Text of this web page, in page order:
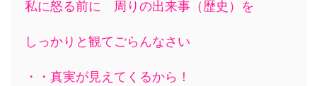
私に怒る前に 周りの出来事（歴史）を
しっかりと観てごらんなさい
・・真実が見えてくるから！